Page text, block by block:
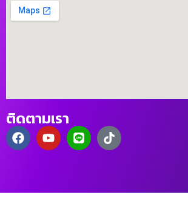
ติดตามเรา